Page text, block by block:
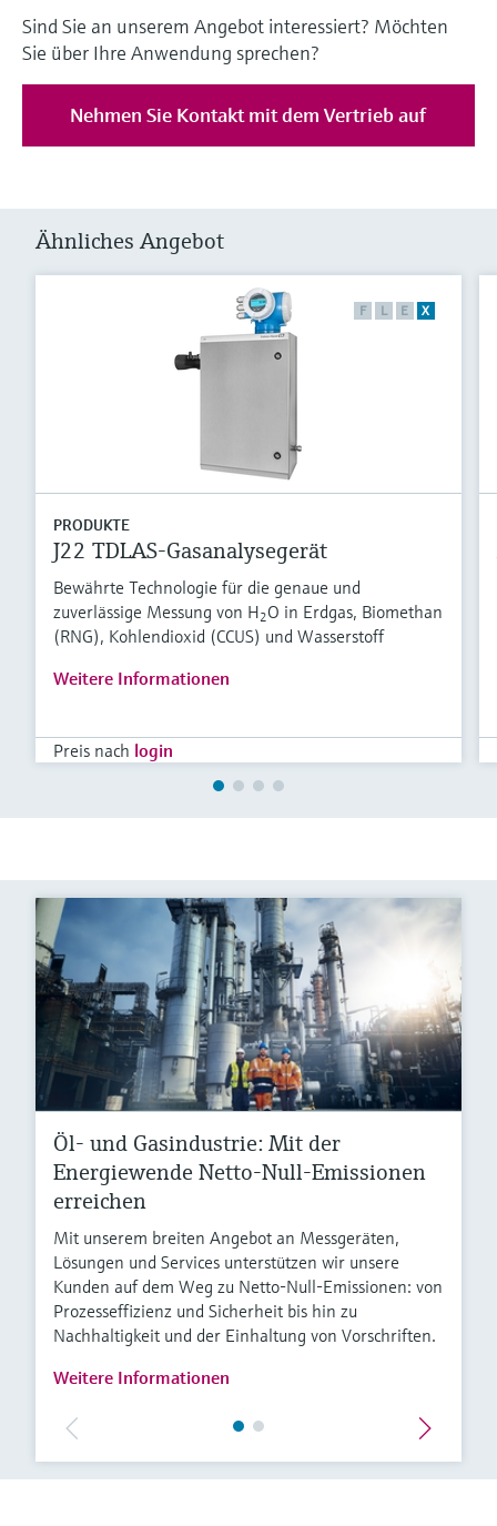
Sind Sie an unserem Angebot interessiert? Möchten
Sie über Ihre Anwendung sprechen?
Nehmen Sie Kontakt mit dem Vertrieb auf
Ähnliches Angebot
F L E X
PRODUKTE
J22 TDLAS-Gasanalysegerät
Bewährte Technologie für die genaue und
zuverlässige Messung von H2O in Erdgas, Biomethan
(RNG), Kohlendioxid (CCUS) und Wasserstoff
Weitere Informationen
Preis nach login
Öl- und Gasindustrie: Mit der
Energiewende Netto-Null-Emissionen
erreichen
Mit unserem breiten Angebot an Messgeräten,
Lösungen und Services unterstützen wir unsere
Kunden auf dem Weg zu Netto-Null-Emissionen: von
Prozesseffizienz und Sicherheit bis hin zu
Nachhaltigkeit und der Einhaltung von Vorschriften.
Weitere Informationen